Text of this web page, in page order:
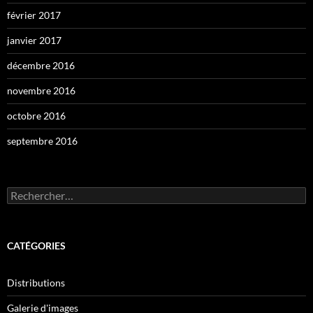
février 2017
janvier 2017
décembre 2016
novembre 2016
octobre 2016
septembre 2016
Rechercher :
CATÉGORIES
Distributions
Galerie d'images